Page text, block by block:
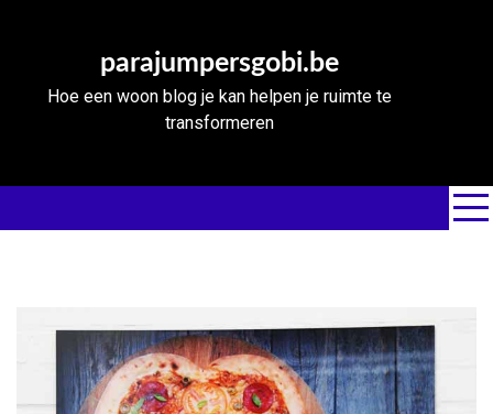
parajumpersgobi.be
Hoe een woon blog je kan helpen je ruimte te
transformeren